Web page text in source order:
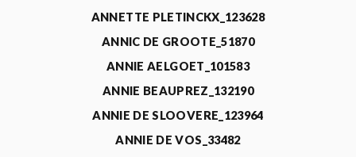
ANNETTE PLETINCKX_123628
ANNIC DE GROOTE_51870
ANNIE AELGOET_101583
ANNIE BEAUPREZ_132190
ANNIE DE SLOOVERE_123964
ANNIE DE VOS_33482